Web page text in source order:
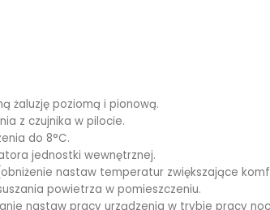
żaluzję poziomą i pionową.
z czujnika w pilocie.
do 8°C.
jednostki wewnętrznej.
nastaw temperatur zwiększające
powietrza w pomieszczeniu.
nastaw pracy urządzenia w trybie pracy